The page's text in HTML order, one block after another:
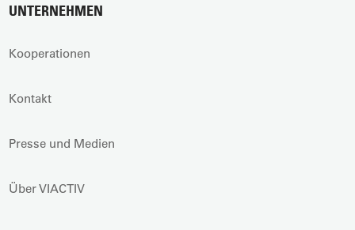
UNTERNEHMEN
Kooperationen
Kontakt
Presse und Medien
Über VIACTIV